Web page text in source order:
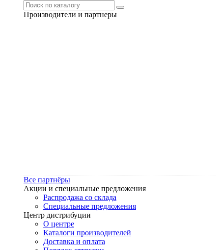
Производители и партнеры
Все партнёры
Акции и специальные предложения
Распродажа со склада
Специальные предложения
Центр дистрибуции
О центре
Каталоги производителей
Доставка и оплата